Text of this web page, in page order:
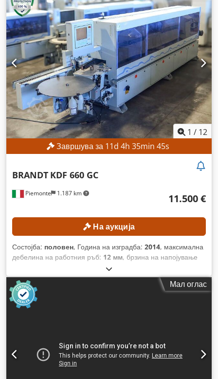
1 / 12
Завршува за 11d 4h 35min 43s
Piemonte 1.187 km
BRANDT KDF 660 GC
11.500 €
На аукција
Состојба: половен, Година на изградба: 2014, максимална
дебелина на работния ръб: 12 мм, брзина на напојување
Мал оглас